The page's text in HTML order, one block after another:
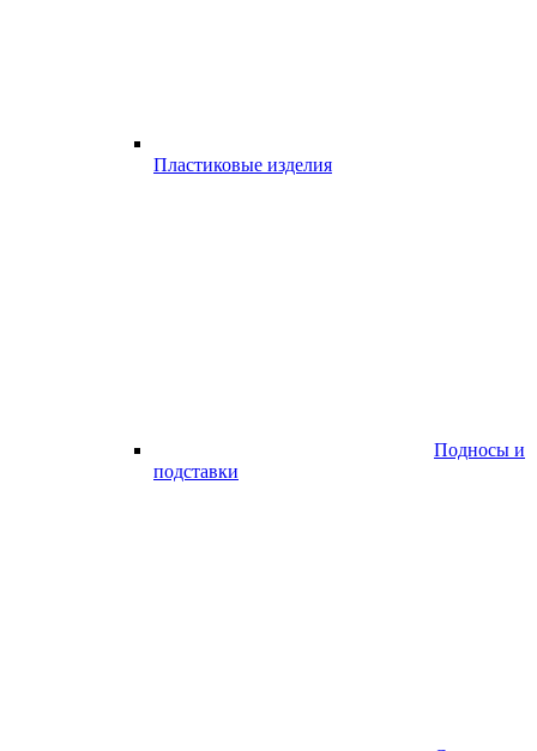
Пластиковые изделия
Подносы и
подставки